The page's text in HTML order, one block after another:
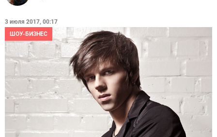
3 июля 2017, 00:17
ШОУ-БИЗНЕС